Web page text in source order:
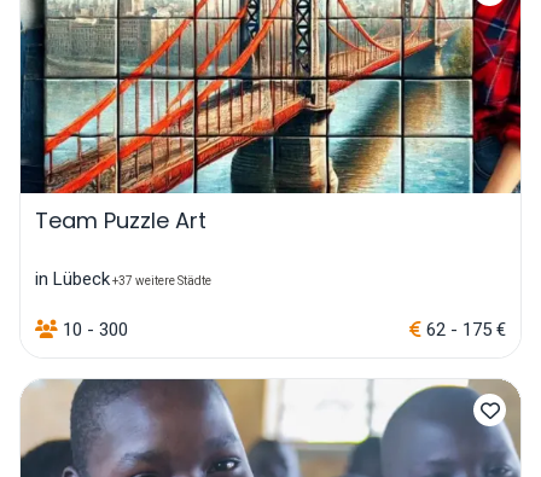
Team Puzzle Art
in Lübeck+37 weitere Städte
10 - 300 62 - 175 €